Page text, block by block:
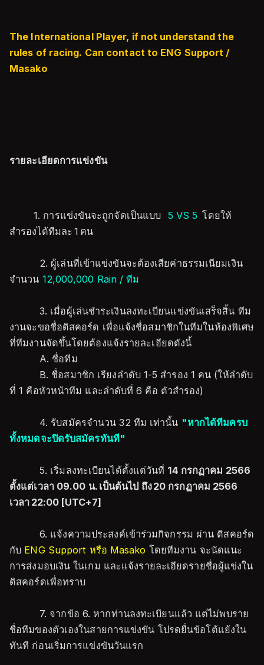
The International Player, if not understand the
rules of racing. Can contact to ENG Support /
Masako
รายละเอียดการแข่งขัน
1. การแข่งขันจะถูกจัดเป็นแบบ 5 VS 5 โดยให้
สำรองได้ทีมละ 1 คน
2. ผู้เล่นที่เข้าแข่งขันจะต้องเสียค่าธรรมเนียมเงิน
จำนวน 12,000,000 Rain / ทีม
3. เมื่อผู้เล่นชำระเงินลงทะเบียนแข่งขันเสร็จสิ้น ทีม
งานจะขอชื่อดิสคอร์ด เพื่อแจ้งชื่อสมาชิกในทีมในห้องพิเศษ
ที่ทีมงานจัดขึ้นโดยต้องแจ้งรายละเอียดดังนี้
A. ชื่อทีม
B. ชื่อสมาชิก เรียงลำดับ 1-5 สำรอง 1 คน (ให้ลำดับ
ที่ 1 คือหัวหน้าทีม และลำดับที่ 6 คือ ตัวสำรอง)
4. รับสมัครจำนวน 32 ทีม เท่านั้น "หากได้ทีมครบ
ทั้งหมดจะปิดรับสมัครทันที"
5. เริ่มลงทะเบียนได้ตั้งแต่วันที่ 14 กรกฏาคม 2566
ตั้งแต่เวลา 09.00 น. เป็นต้นไป ถึง 20 กรกฏาคม 2566
เวลา 22:00 [UTC+7]
6. แจ้งความประสงค์เข้าร่วมกิจกรรม ผ่าน ดิสคอร์ด
กับ ENG Support หรือ Masako โดยทีมงาน จะนัดแนะ
การส่งมอบเงิน ในเกม และแจ้งรายละเอียดรายชื่อผู้แข่งใน
ดิสคอร์ดเพื่อทราบ
7. จากข้อ 6. หากท่านลงทะเบียนแล้ว แต่ไม่พบราย
ชื่อทีมของตัวเองในสายการแข่งขัน โปรดยื่นข้อโต้แย้งใน
ทันที ก่อนเริ่มการแข่งขันวันแรก